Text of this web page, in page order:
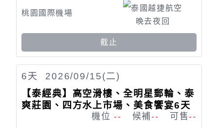
桃園國際機場
泰國越捷航空
晚去夜回
截止
2026/09/15(二)
6天
【泰經典】高空滑樓、全明星郵輪、泰
爽莊園、四方水上市場、美食饗宴6天
機位-- 候補-- 可售--